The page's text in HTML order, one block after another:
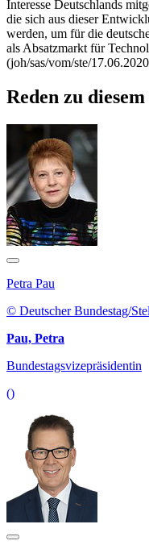
Interesse Deutschlands
die sich aus dieser
werden, um für die
als Absatzmarkt für
(joh/sas/vom/ste/
Reden zu
Petra Pau
© Deutscher Bundestag/
Pau, Petra
Bundestagsvizepräsidentin
()